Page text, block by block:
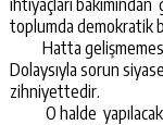
ihtiyaçları
toplumda demokratik
Hatta gelişmemesi
Dolaysıyla sorun
zihniyettedir.
O halde yapılacak